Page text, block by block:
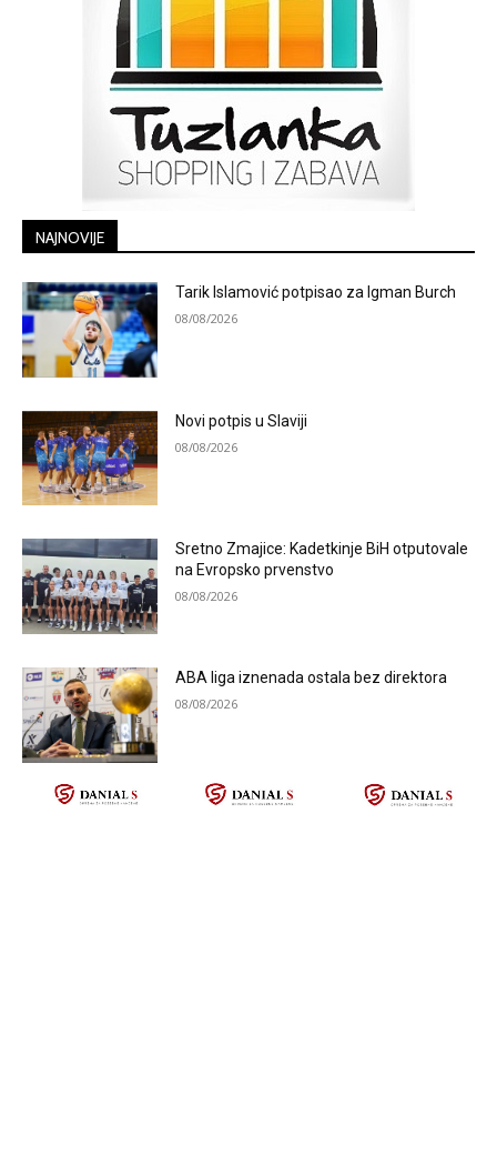
NAJNOVIJE
Tarik Islamović potpisao za Igman Burch
08/08/2026
Novi potpis u Slaviji
08/08/2026
Sretno Zmajice: Kadetkinje BiH otputovale
na Evropsko prvenstvo
08/08/2026
ABA liga iznenada ostala bez direktora
08/08/2026